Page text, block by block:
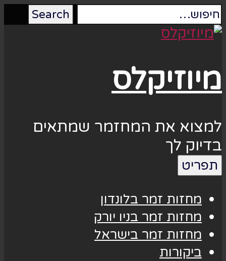
מיוזיקלס
למצוא את המחזמר שמתאים
בדיוק לך
תפריט
מחזות זמר בלונדון
מחזות זמר בניו יורק
מחזות זמר בישראל
ביקורות